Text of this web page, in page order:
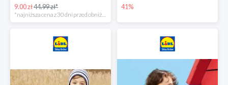
9.00 zł44.99 zł* 41%